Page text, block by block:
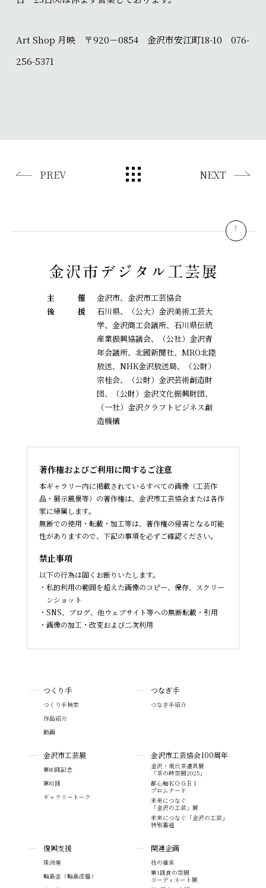
Art Shop 月映 〒920－0854 金沢市安江町18-10 076-
256-5371
PREV NEXT
主 催
金沢市、金沢市工芸協会
後
援
石川県、（公大）金沢美術工芸大
学、金沢商工会議所、石川県伝統
産業振興協議会、
（公社）金沢青
年会議所、北國新聞社、MRO北陸
放送、NHK金沢放送局、（公財）
宗桂会、
（公財）金沢芸術創造財
団、（公財）金沢文化振興財団、
（一社）金沢クラフトビジネス創
造機構
著作権およびご利用に関するご注意
本ギャラリー内に掲載されているすべての画像（工芸作
品・展示風景等）の著作権は、金沢市工芸協会または各作
家に帰属します。
無断での使用・転載・加工等は、著作権の侵害となる可能
性がありますので、下記の事項を必ずご確認ください。
禁止事項
以下の行為は固くお断りいたします。
私的利用の範囲を超えた画像のコピー、保存、スクリー
ンショット
SNS、ブログ、他ウェブサイト等への無断転載・引用
画像の加工・改変および二次利用
つくり手
つくり手検索
作品紹介
動画
つなぎ手
つなぎ手紹介
金沢市工芸展
第80回記念
第81回
ギャラリートーク
金沢市工芸協会100周年
金沢・現代茶道具展
「茶の時空間2025」
都心軸ＫＯＧＥＩ
プロムナード
未来につなぐ
「金沢の工芸」展
未来につなぐ「金沢の工芸」
特別番組
復興支援
珠洲焼
輪島塗（輪島漆器）
関連企画
技の継承
第1回食の空間
コーディネート展